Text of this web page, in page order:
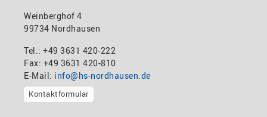
Weinberghof 4
99734 Nordhausen
Tel.: +49 3631 420-222
Fax: +49 3631 420-810
E-Mail: info@hs-nordhausen.de
Kontaktformular